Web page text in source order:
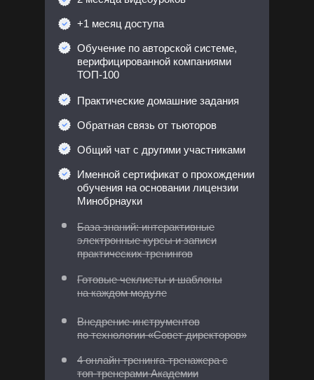
Обучение по авторской системе,
верифицированной компаниями
ТОП-100
Практические домашние задания
Общий чат с другими участниками
Именной сертификат о прохождении
обучения на основании лицензии
Минобрнауки
База знаний: интерактивные
электронные курсы и записи
практических тренингов
Готовые чеклисты и шаблоны
на каждом модуле
Внедрение инструментов
по технологии «Совет директоров»
4 онлайн тренинга-тренажера с
топ-тренерами Академии
Обратная связь от тьюторов
+1 месяц доступа